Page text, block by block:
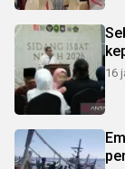
16